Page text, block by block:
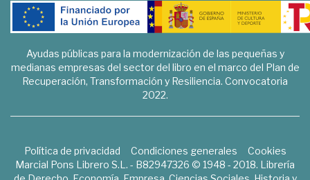
Ayudas públicas para la modernización de las pequeñas y
medianas empresas del sector del libro en el marco del Plan de
Recuperación, Transformación y Resiliencia. Convocatoria
2022.
Política de privacidad Condiciones generales
Cookies
Marcial Pons Librero S.L. - B82947326 © 1948 - 2018. Librería